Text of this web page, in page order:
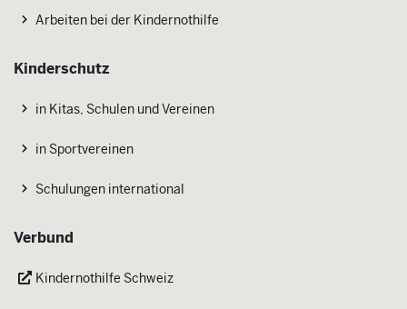
Arbeiten bei der Kindernothilfe
Kinderschutz
in Kitas, Schulen und Vereinen
in Sportvereinen
Schulungen international
Verbund
Kindernothilfe Schweiz